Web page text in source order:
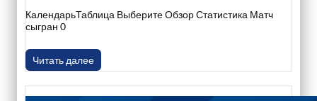
КалендарьТаблица Выберите Обзор Статистика Матч
сыгран 0
Читать далее